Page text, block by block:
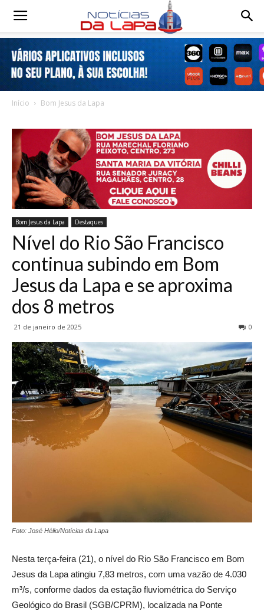
Notícias
Início Bom Jesus da Lapa
Bom Jesus da Lapa Destaques
Nível do Rio São Francisco
continua subindo em Bom
Jesus da Lapa e se aproxima
dos 8 metros
21 de janeiro de 2025 0
Foto: José Hélio/Notícias da Lapa
Nesta terça-feira (21), o nível do Rio São Francisco em Bom
Jesus da Lapa atingiu 7,83 metros, com uma vazão de 4.030
m³/s, conforme dados da estação fluviométrica do Serviço
Geológico do Brasil (SGB/CPRM), localizada na Ponte